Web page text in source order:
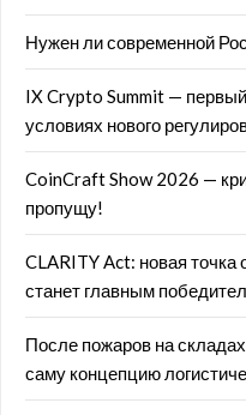
Нужен ли современной
IX Crypto Summit —
условиях нового
CoinCraft Show 2026 —
пропущу!
CLARITY Act: новая точка
станет главным
После пожаров на
саму концепцию